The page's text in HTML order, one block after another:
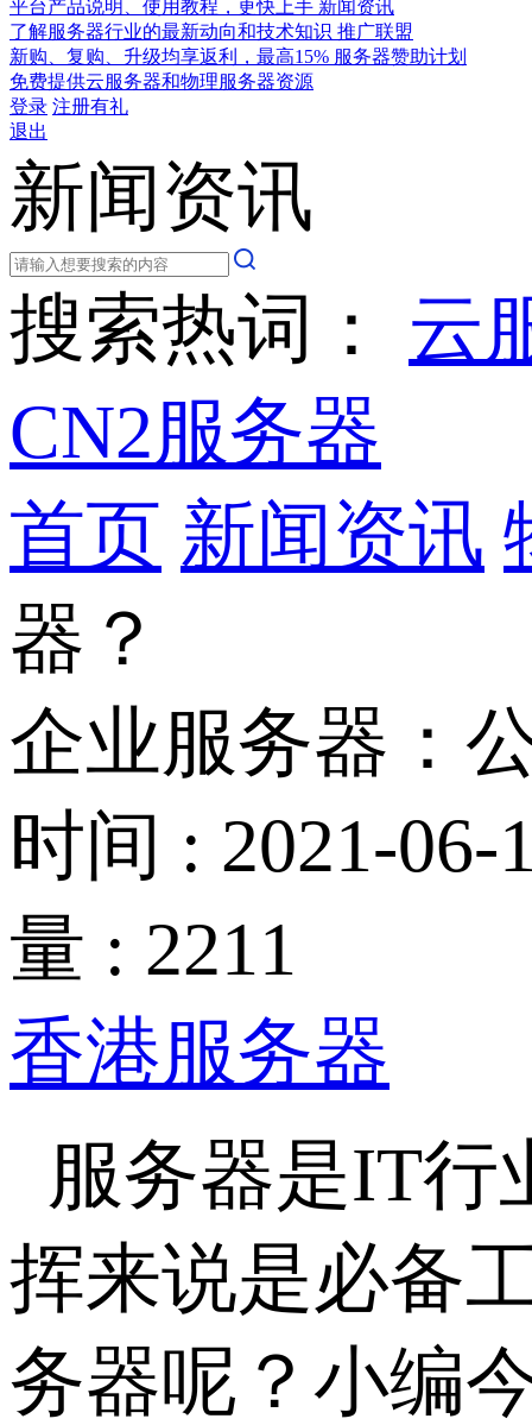
平台产品说明、使用教程，更快上手 新闻资讯
了解服务器行业的最新动向和技术知识 推广联盟
新购、复购、升级均享返利，最高15% 服务器赞助计划
免费提供云服务器和物理服务器资源
登录 注册有礼
退出
新闻资讯
搜索热词： 云
CN2服务器
首页 新闻资讯
器？
企业服务器：
时间 : 2021-06-
量 : 2211
香港服务器
服务器是IT行
挥来说是必备
务器呢？小编